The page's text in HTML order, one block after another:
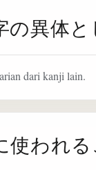
の異体と
dari kanji lain.
われる